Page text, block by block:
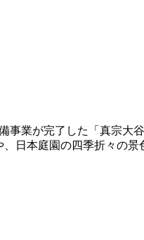
事業が完了した「真宗大
日本庭園の四季折々の景